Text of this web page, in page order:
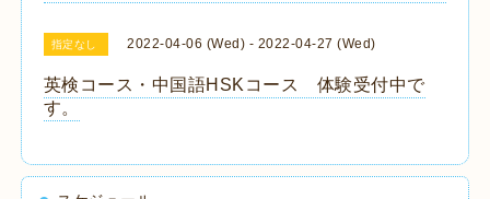
指定なし 2022-04-06 (Wed) - 2022-04-27 (Wed)
英検コース・中国語HSKコース 体験受付中で
す。